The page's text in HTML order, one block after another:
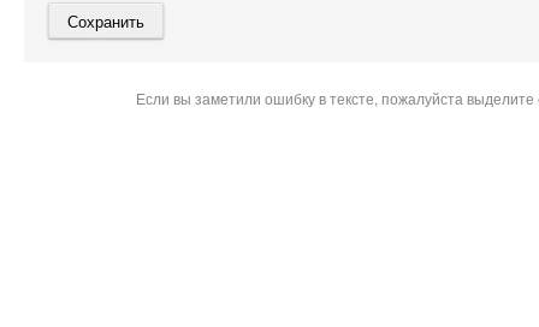
Если вы заметили ошибку в тексте, пожалуйста